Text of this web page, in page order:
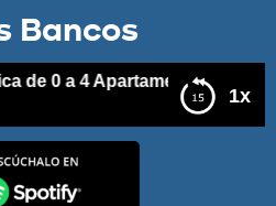
Bancos
1x
0 a 4 Apartamentos Sin
de 0 a 4 Apartamentos